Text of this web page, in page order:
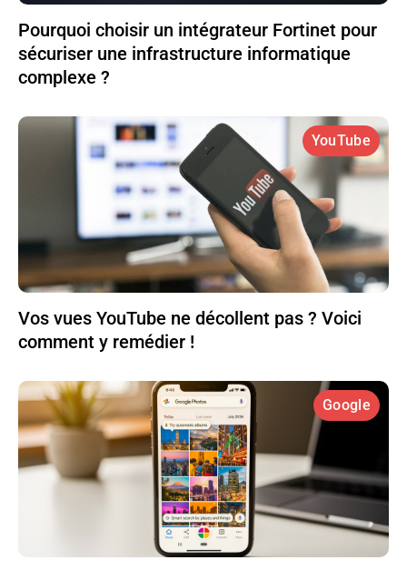
Pourquoi choisir un intégrateur Fortinet pour
sécuriser une infrastructure informatique
complexe ?
YouTube
Vos vues YouTube ne décollent pas ? Voici
comment y remédier !
Google